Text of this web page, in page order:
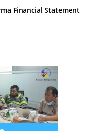
Financial Statement